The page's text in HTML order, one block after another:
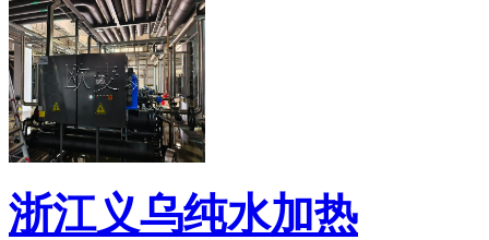
浙江义乌纯水加热